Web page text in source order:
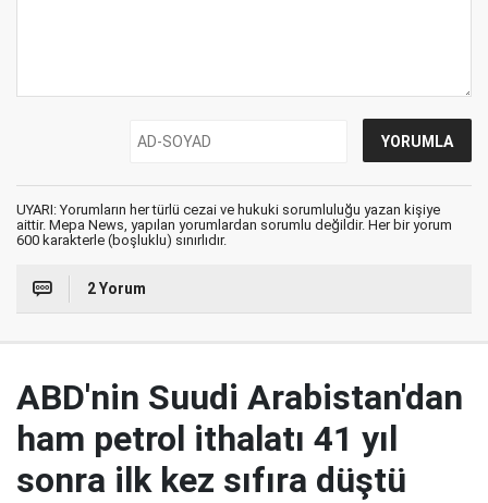
UYARI: Yorumların her türlü cezai ve hukuki sorumluluğu yazan kişiye
aittir. Mepa News, yapılan yorumlardan sorumlu değildir. Her bir yorum
600 karakterle (boşluklu) sınırlıdır.
2 Yorum
ABD'nin Suudi Arabistan'dan
ham petrol ithalatı 41 yıl
sonra ilk kez sıfıra düştü